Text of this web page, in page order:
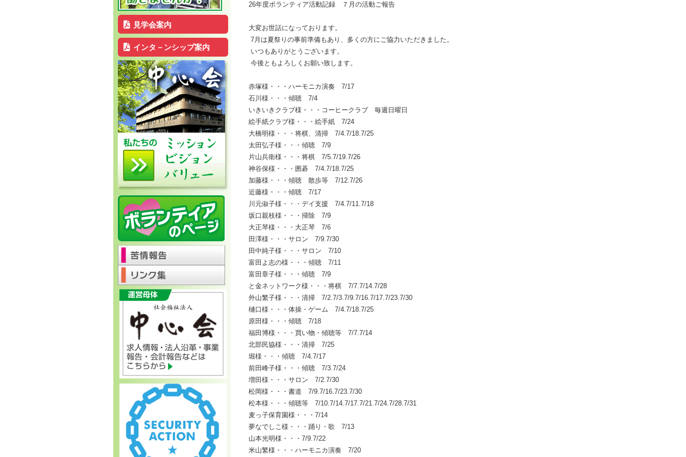
26年度ボランティア活動記録 ７月の活動ご報告
大変お世話になっております。
7月は夏祭りの事前準備もあり、多くの方にご協力いただきました。
いつもありがとうございます。
今後ともよろしくお願い致します。
赤塚様・・・ハーモニカ演奏 7/17
石川様・・・傾聴 7/4
いきいきクラブ様・・・コーヒークラブ 毎週日曜日
絵手紙クラブ様・・・絵手紙 7/24
大橋明様・・・将棋、清掃 7/4.7/18.7/25
太田弘子様・・・傾聴 7/9
片山兵衛様・・・将棋 7/5.7/19.7/26
神谷保様・・・囲碁 7/4.7/18.7/25
加藤様・・・傾聴 散歩等 7/12.7/26
近藤様・・・傾聴 7/17
川元俶子様・・・デイ支援 7/4.7/11.7/18
坂口親枝様・・・掃除 7/9
大正琴様・・・大正琴 7/6
田澤様・・・サロン 7/9.7/30
田中純子様・・・サロン 7/10
富田よ志の様・・・傾聴 7/11
富田章子様・・・傾聴 7/9
と金ネットワーク様・・・将棋 7/7.7/14.7/28
外山繁子様・・・清掃 7/2.7/3.7/9.7/16.7/17.7/23.7/30
樋口様・・・体操・ゲーム 7/4.7/18.7/25
原田様・・・傾聴 7/18
福田博様・・・買い物・傾聴等 7/7.7/14
北部民協様・・・清掃 7/25
堀様・・・傾聴 7/4.7/17
前田峰子様・・・傾聴 7/3.7/24
増田様・・・サロン 7/2.7/30
松岡様・・・書道 7/9.7/16.7/23.7/30
松本様・・・傾聴等 7/10.7/14.7/17.7/21.7/24.7/28.7/31
麦っ子保育園様・・・7/14
夢なでしこ様・・・踊り・歌 7/13
山本光明様・・・7/9.7/22
米山繁様・・・ハーモニカ演奏 7/20
見学会案内
インタ－ンシップ案内